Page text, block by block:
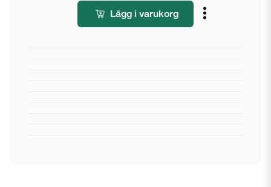
Lägg i varukorg